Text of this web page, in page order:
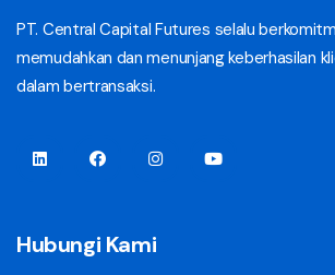
PT. Central Capital Futures selalu
memudahkan dan menunjang keberhasilan
dalam bertransaksi.
Hubungi Kami